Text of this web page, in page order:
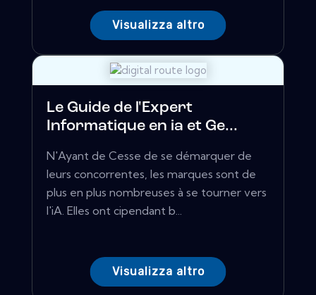
Visualizza altro
Le Guide de l'Expert
Informatique en ia et Ge...
N'Ayant de Cesse de se démarquer de
leurs concorrentes, les marques sont de
plus en plus nombreuses à se tourner vers
l'iA. Elles ont cipendant b...
Visualizza altro